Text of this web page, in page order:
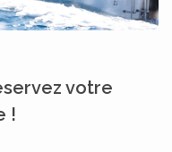
votre
!